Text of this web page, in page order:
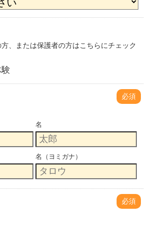
、または保護者の方はこちらにチェック
必須
名
名（ヨミガナ）
必須